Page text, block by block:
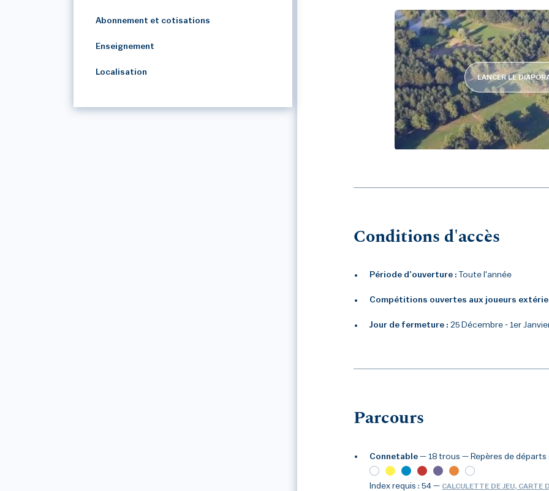
Abonnement et cotisations
Enseignement
Localisation
LANCER LE
Conditions d'accès
Période d’ouverture : Toute l'année
Compétitions ouvertes aux joueurs
Jour de fermeture : 25 Décembre - 1er
Parcours
Connetable— 18 trous— Repères de départs
Index requis : 54— CALCULETTE DE JEU, CARTE